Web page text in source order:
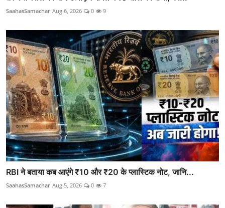
SaahasSamachar Aug 6, 2026 0 9
RBI ने बताया कब आएंगे ₹10 और ₹20 के प्लास्टिक नोट, जानि...
SaahasSamachar Aug 5, 2026 0 7